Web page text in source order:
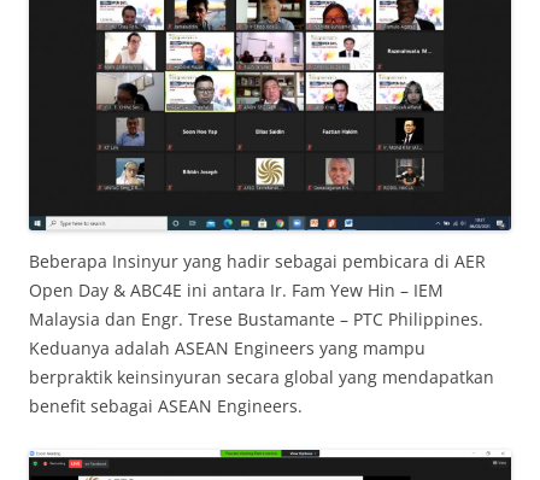
Beberapa Insinyur yang hadir sebagai pembicara di AER
Open Day & ABC4E ini antara Ir. Fam Yew Hin – IEM
Malaysia dan Engr. Trese Bustamante – PTC Philippines.
Keduanya adalah ASEAN Engineers yang mampu
berpraktik keinsinyuran secara global yang mendapatkan
benefit sebagai ASEAN Engineers.